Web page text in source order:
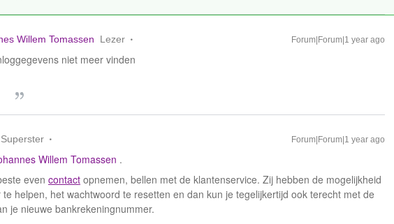
Willem Tomassen Lezer Forum|Forum|1 year ago
niet meer vinden
Superster Forum|Forum|1 year ago
Willem Tomassen .
even contact opnemen, bellen met de klantenservice. Zij hebben de mogelijkheid
helpen, het wachtwoord te resetten en dan kun je tegelijkertijd ook terecht met de
je nieuwe bankrekeningnummer.